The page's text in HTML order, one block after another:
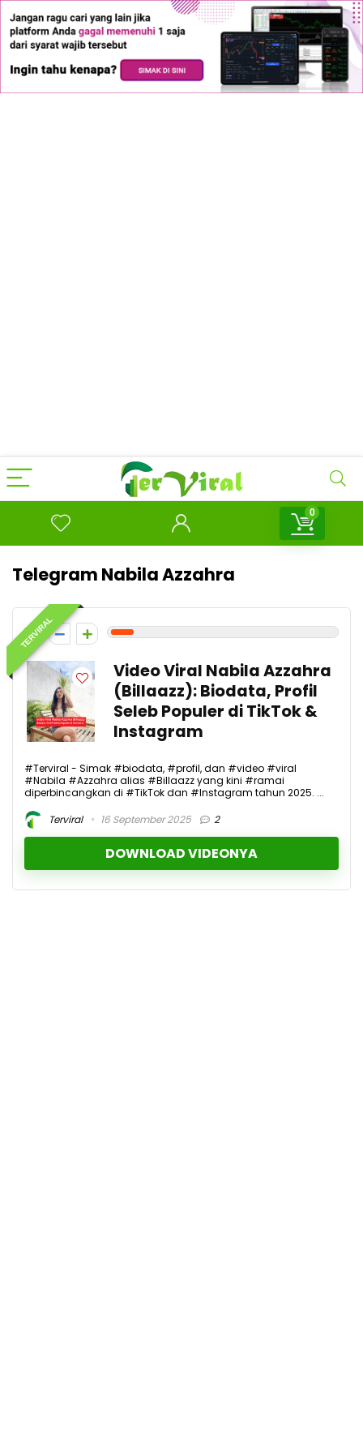
0
Telegram Nabila Azzahra
TERVIRAL
1
Video Viral Nabila Azzahra
(Billaazz): Biodata, Profil
Seleb Populer di TikTok &
Instagram
#Terviral - Simak #biodata, #profil, dan #video #viral
#Nabila #Azzahra alias #Billaazz yang kini #ramai
diperbincangkan di #TikTok dan #Instagram tahun 2025. ...
Terviral
16 September 2025 2
DOWNLOAD VIDEONYA